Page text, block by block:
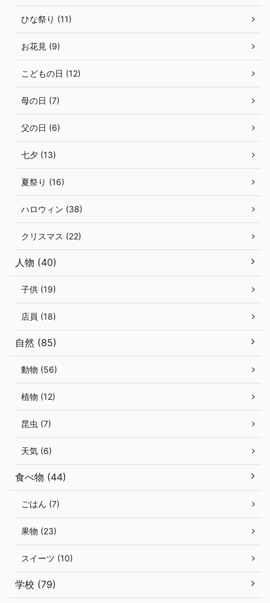
ひな祭り (11)
お花見 (9)
こどもの日 (12)
母の日 (7)
父の日 (6)
七夕 (13)
夏祭り (16)
ハロウィン (38)
クリスマス (22)
人物 (40)
子供 (19)
店員 (18)
自然 (85)
動物 (56)
植物 (12)
昆虫 (7)
天気 (6)
食べ物 (44)
ごはん (7)
果物 (23)
スイーツ (10)
学校 (79)